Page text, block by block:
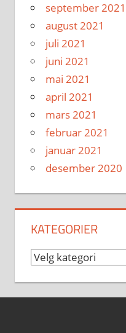
september 2021
august 2021
juli 2021
juni 2021
mai 2021
april 2021
mars 2021
februar 2021
januar 2021
desember 2020
KATEGORIER
Kategorier